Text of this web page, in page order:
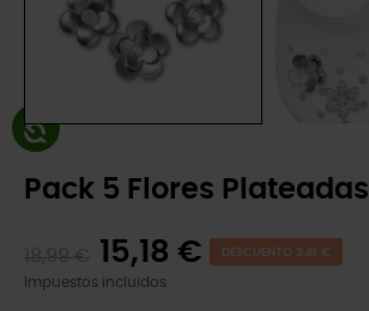
Pack 5 Flores Plateadas
15,18 € DESCUENTO 3,81 €
Impuestos incluidos